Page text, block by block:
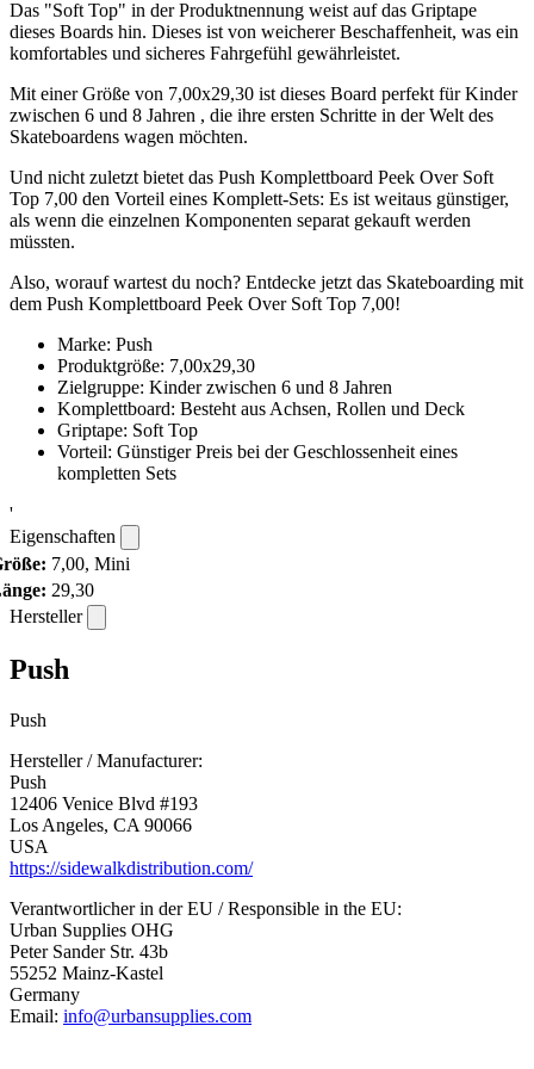
Das "Soft Top" in der Produktnennung weist auf das Griptape
dieses Boards hin. Dieses ist von weicherer Beschaffenheit, was ein
komfortables und sicheres Fahrgefühl gewährleistet.
Mit einer Größe von 7,00x29,30 ist dieses Board perfekt für Kinder
zwischen 6 und 8 Jahren , die ihre ersten Schritte in der Welt des
Skateboardens wagen möchten.
Und nicht zuletzt bietet das Push Komplettboard Peek Over Soft
Top 7,00 den Vorteil eines Komplett-Sets: Es ist weitaus günstiger,
als wenn die einzelnen Komponenten separat gekauft werden
müssten.
Also, worauf wartest du noch? Entdecke jetzt das Skateboarding mit
dem Push Komplettboard Peek Over Soft Top 7,00!
Marke: Push
Produktgröße: 7,00x29,30
Zielgruppe: Kinder zwischen 6 und 8 Jahren
Komplettboard: Besteht aus Achsen, Rollen und Deck
Griptape: Soft Top
Vorteil: Günstiger Preis bei der Geschlossenheit eines
kompletten Sets
'
Eigenschaften
7,00, Mini
29,30
Hersteller
Push
Push
Hersteller / Manufacturer:
Push
12406 Venice Blvd #193
Los Angeles, CA 90066
USA
https://sidewalkdistribution.com/
Verantwortlicher in der EU / Responsible in the EU:
Urban Supplies OHG
Peter Sander Str. 43b
55252 Mainz-Kastel
Germany
Email: info@urbansupplies.com